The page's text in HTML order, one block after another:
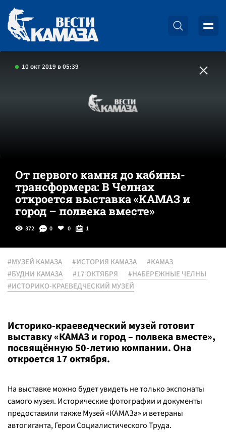
10 окт 2019 в 05:39
От первого камня до кабины-
трансформера: В Челнах
откроется выставка «КАМАЗ и
город – полвека вместе»
372 0 0 1
#МУЗЕЙ КАМАЗА #ИСТОРИЯ КАМАЗА
#КАМАЗ
#БУДНИ КАМАЗА
#17 ОКТЯБРЯ
#НАБЕРЕЖНЫЕ ЧЕЛНЫ
#ИСТОРИКО-КРАЕВЕДЧЕСКИЙ МУЗЕЙ
Историко-краеведческий музей готовит
выставку «КАМАЗ и город – полвека вместе»,
посвящённую 50-летию компании. Она
откроется 17 октября.
На выставке можно будет увидеть не только экспонаты
самого музея. Исторические фотографии и документы
предоставили также Музей «КАМАЗа» и ветераны
автогиганта, Герои Социалистического Труда.